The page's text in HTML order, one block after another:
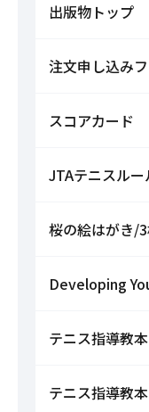
出版物トップ
注文申し込み
スコアカード
JTAテニスル
桜の絵はがき/
Developing
テニス指導教
テニス指導教